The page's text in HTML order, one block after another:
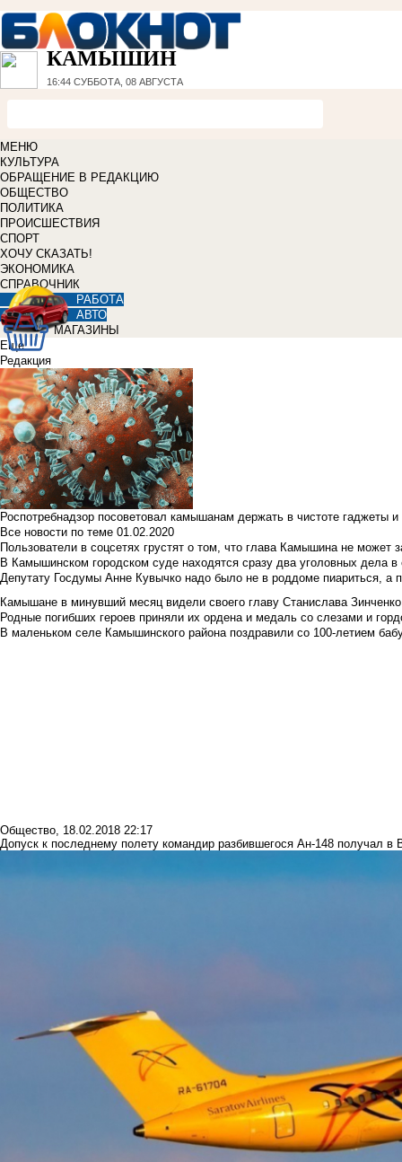
КАМЫШИН
16:44 СУББОТА, 08 АВГУСТА
МЕНЮ
КУЛЬТУРА
ОБРАЩЕНИЕ В РЕДАКЦИЮ
ОБЩЕСТВО
ПОЛИТИКА
ПРОИСШЕСТВИЯ
СПОРТ
ХОЧУ СКАЗАТЬ!
ЭКОНОМИКА
СПРАВОЧНИК
РАБОТА
АВТО
МАГАЗИНЫ
Еще
Редакция
Роспотребнадзор посоветовал камышанам держать в чистоте гаджеты
Все новости по теме 01.02.2020
Пользователи в соцсетях грустят о том, что глава Камышина не может
В Камышинском городском суде находятся сразу два уголовных дела
Депутату Госдумы Анне Кувычко надо было не в роддоме пиариться, а
Камышане в минувший месяц видели своего главу Станислава Зинченко
Родные погибших героев приняли их ордена и медаль со слезами и
В маленьком селе Камышинского района поздравили со 100-летием
Общество, 18.02.2018 22:17
Допуск к последнему полету командир разбившегося Ан-148 получал в